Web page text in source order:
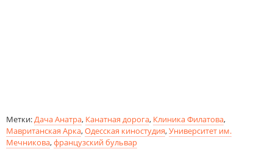
Метки:Дача Анатра, Канатная дорога, Клиника Филатова,
Мавританская Арка,Одесская киностудия,Университет им.
Мечникова,французский бульвар